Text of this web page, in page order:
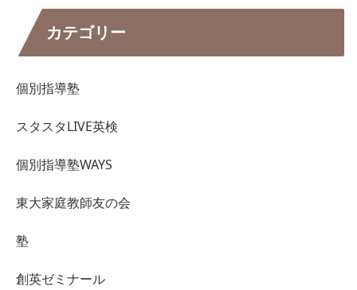
カテゴリー
個別指導塾
スタスタLIVE英検
個別指導塾WAYS
東大家庭教師友の会
塾
創英ゼミナール